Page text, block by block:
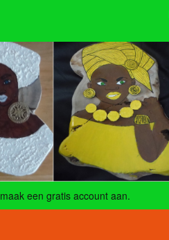
maak een gratis account aan.